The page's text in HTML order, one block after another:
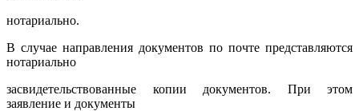
нотариально.
В случае направления документов по почте представляются
нотариально
засвидетельствованные копии документов. При этом
заявление и документы